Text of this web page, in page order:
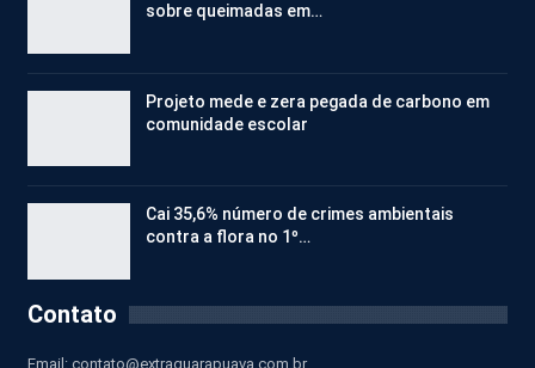
sobre queimadas em…
Projeto mede e zera pegada de carbono em
comunidade escolar
Cai 35,6% número de crimes ambientais
contra a flora no 1º…
Contato
Email: contato@extraguarapuava.com.br